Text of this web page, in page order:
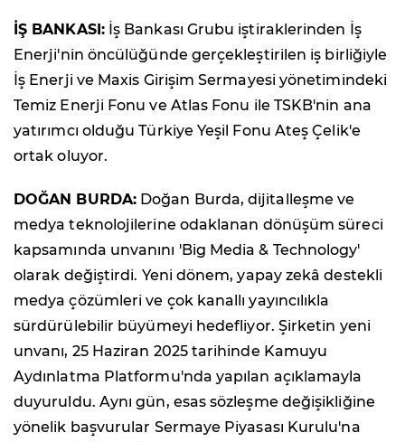
İŞ BANKASI:İş Bankası Grubu iştiraklerinden İş
Enerji'nin öncülüğünde gerçekleştirilen iş birliğiyle
İş Enerji ve Maxis Girişim Sermayesi yönetimindeki
Temiz Enerji Fonu ve Atlas Fonu ile TSKB'nin ana
yatırımcı olduğu Türkiye Yeşil Fonu Ateş Çelik'e
ortak oluyor.
DOĞAN BURDA:Doğan Burda, dijitalleşme ve
medya teknolojilerine odaklanan dönüşüm süreci
kapsamında unvanını 'Big Media & Technology'
olarak değiştirdi. Yeni dönem, yapay zekâ destekli
medya çözümleri ve çok kanallı yayıncılıkla
sürdürülebilir büyümeyi hedefliyor. Şirketin yeni
unvanı, 25 Haziran 2025 tarihinde Kamuyu
Aydınlatma Platformu'nda yapılan açıklamayla
duyuruldu. Aynı gün, esas sözleşme değişikliğine
yönelik başvurular Sermaye Piyasası Kurulu'na